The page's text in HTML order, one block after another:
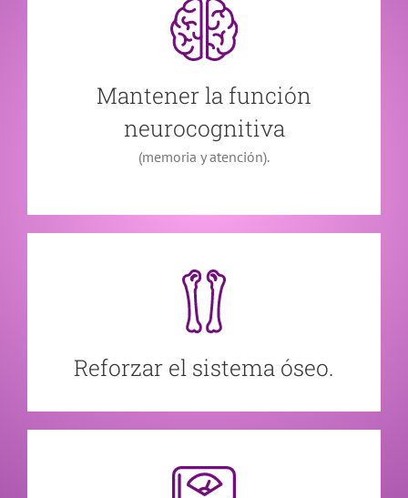
Mantener la función
neurocognitiva
(memoria y atención).
Reforzar el sistema óseo.